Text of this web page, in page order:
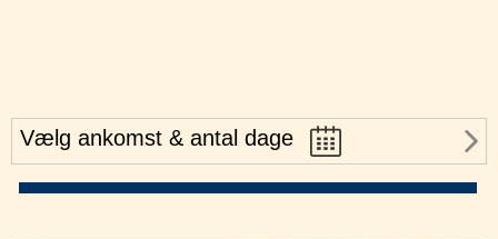
Vælg ankomst & antal dage